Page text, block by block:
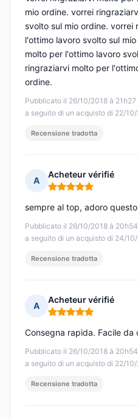
Pubblicato il 26/10/2018 à 21h27
a seguito di un acquisto di 22/
mio ordine. vorrei
svolto sul mio ordine. vorrei
l'ottimo lavoro svolto sul
molto per l'ottimo lavoro
ringraziarvi molto per
ordine.
Recensione tradotta
A
Acheteur vérifié
Nota: 5 su 5
Pubblicato il 26/10/2018 à 20h54
a seguito di un acquisto di 24/
sempre al top, adoro
Recensione tradotta
A
Acheteur vérifié
Nota: 5 su 5
Pubblicato il 26/10/2018 à 20h54
a seguito di un acquisto di 22/
Consegna rapida. Facile
Recensione tradotta